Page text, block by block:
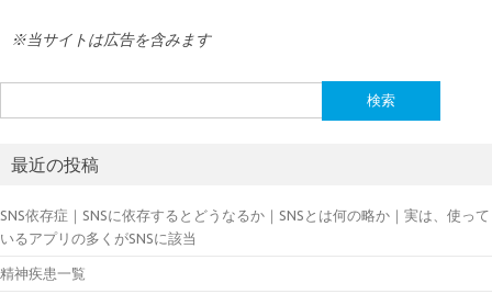
※当サイトは広告を含みます
索:
最近の投稿
SNS依存症｜SNSに依存するとどうなるか｜SNSとは何の略か｜実は、使って
いるアプリの多くがSNSに該当
精神疾患一覧